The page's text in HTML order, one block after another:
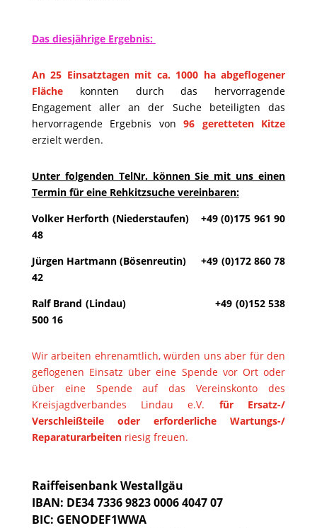
Das diesjährige Ergebnis:
An 25 Einsatztagen mit ca. 1000 ha abgeflogener
Fläche
konnten durch das hervorragende
Engagement aller an der Suche beteiligten das
hervorragende Ergebnis von 96 geretteten Kitze
erzielt werden.
Unter folgenden TelNr.können Sie mit uns einen
Termin für eine Rehkitzsuche vereinbaren:
Volker Herforth (Niederstaufen) +49 (0)175 961 90
48
Jürgen Hartmann (Bösenreutin) +49 (0)172 860 78
42
Ralf Brand (Lindau) +49 (0)152 538
500 16
Wir arbeiten ehrenamtlich, würden uns aber für den
geflogenen Einsatz über eine Spende vor Ort oder
über eine Spende auf das Vereinskonto des
Kreisjagdverbandes Lindau e.V. für Ersatz-/
Verschleißteile oder erforderliche Wartungs-/
Reparaturarbeitenriesig freuen.
Raiffeisenbank Westallgäu
IBAN: DE34 7336 9823 0006 4047 07
BIC: GENODEF1WWA